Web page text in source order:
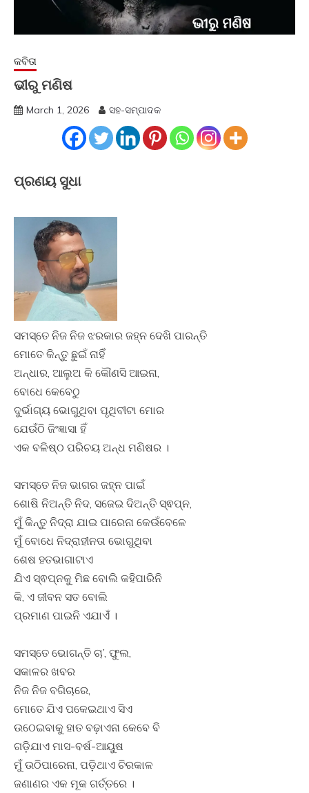
କବିତା
ଭୀରୁ ମଣିଷ
March 1, 2026 ସହ-ସମ୍ପାଦକ
ପ୍ରଣୟ ସୁଧା
ସମସ୍ତେ ନିଜ ନିଜ ଝରକାର ଜହ୍ନ ଦେଖି ପାରନ୍ତି
ମୋତେ କିନ୍ତୁ ଛୁଇଁ ନାହିଁ
ଅନ୍ଧାର, ଆଲୁଅ କି କୌଣସି ଆଇନା,
ବୋଧେ କେବେଠୁ
ଦୁର୍ଭାଗ୍ୟ ଭୋଗୁଥିବା ପୃଥିବୀଟା ମୋର
ଯେଉଁଠି ଜିଂଜ୍ଞାସା ହିଁ
ଏକ ବଳିଷ୍ଠ ପରିଚୟ ଅନ୍ଧ ମଣିଷର ।
ସମସ୍ତେ ନିଜ ଭାଗର ଜହ୍ନ ପାଇଁ
ଶୋଷି ନିଅନ୍ତି ନିଦ, ସଜେଇ ଦିଅନ୍ତି ସ୍ଵପ୍ନ,
ମୁଁ କିନ୍ତୁ ନିଦ୍ରା ଯାଇ ପାରେନା କେଉଁବେଳେ
ମୁଁ ବୋଧେ ନିଦ୍ରାହୀନତା ଭୋଗୁଥିବା
ଶେଷ ହତଭାଗାଟାଏ
ଯିଏ ସ୍ଵପ୍ନକୁ ମିଛ ବୋଲି କହିପାରିନି
କି, ଏ ଜୀବନ ସତ ବୋଲି
ପ୍ରମାଣ ପାଇନି ଏଯାଏଁ ।
ସମସ୍ତେ ଭୋଗନ୍ତି ଚା’, ଫୁଲ,
ସକାଳର ଖବର
ନିଜ ନିଜ ବଗିଚାରେ,
ମୋତେ ଯିଏ ପକେଇଥାଏ ସିଏ
ଉଠେଇବାକୁ ହାତ ବଢ଼ାଏନା କେବେ ବି
ଗଡ଼ିଯାଏ ମାସ-ବର୍ଷ-ଆୟୁଷ
ମୁଁ ଉଠିପାରେନା, ପଡ଼ିଥାଏ ଚିରକାଳ
ଜଣାଣର ଏକ ମୂକ ଗର୍ତ୍ତରେ ।